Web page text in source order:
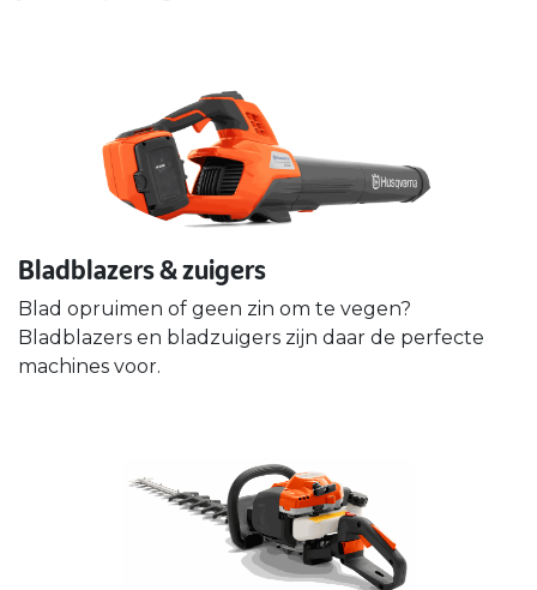
Bladblazers & zuigers
Blad opruimen of geen zin om te vegen?
Bladblazers en bladzuigers zijn daar de perfecte
machines voor.